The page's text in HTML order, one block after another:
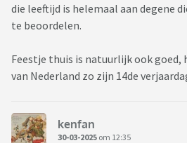
die leeftijd is helemaal aan degene
te beoordelen.
Feestje thuis is natuurlijk ook
van Nederland zo zijn 14de
kenfan
30-03-2025 om 12:35